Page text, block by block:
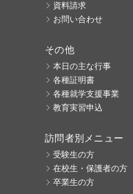
資料請求
お問い合わせ
その他
本日の主な行事
各種証明書
各種就学支援事業
教育実習申込
訪問者別メニュー
受験生の方
在校生・保護者の方
卒業生の方